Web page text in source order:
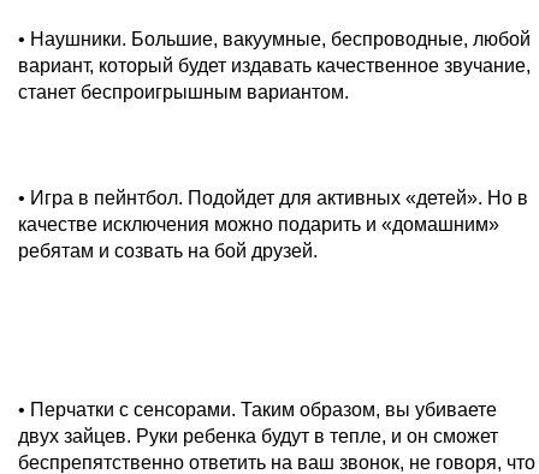
• Наушники. Большие, вакуумные, беспроводные, любой
вариант, который будет издавать качественное звучание,
станет беспроигрышным вариантом.
• Игра в пейнтбол. Подойдет для активных «детей». Но в
качестве исключения можно подарить и «домашним»
ребятам и созвать на бой друзей.
• Перчатки с сенсорами. Таким образом, вы убиваете
двух зайцев. Руки ребенка будут в тепле, и он сможет
беспрепятственно ответить на ваш звонок, не говоря, что